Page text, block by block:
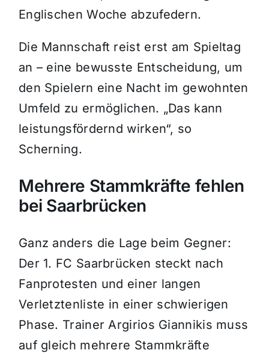
Englischen Woche abzufedern.
Die Mannschaft reist erst am Spieltag
an – eine bewusste Entscheidung, um
den Spielern eine Nacht im gewohnten
Umfeld zu ermöglichen. „Das kann
leistungsfördernd wirken“, so
Scherning.
Mehrere Stammkräfte fehlen
bei Saarbrücken
Ganz anders die Lage beim Gegner:
Der 1. FC Saarbrücken steckt nach
Fanprotesten und einer langen
Verletztenliste in einer schwierigen
Phase. Trainer Argirios Giannikis muss
auf gleich mehrere Stammkräfte